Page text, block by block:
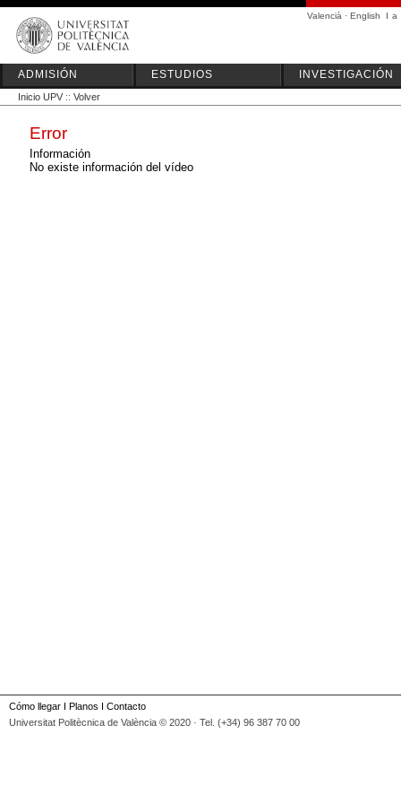
Valencià · English I a
ADMISIÓN ESTUDIOS INVESTIGACIÓN
Inicio UPV :: Volver
Error
Información
No existe información del vídeo
Cómo llegar I Planos I Contacto
Universitat Politècnica de València © 2020 · Tel. (+34) 96 387 70 00